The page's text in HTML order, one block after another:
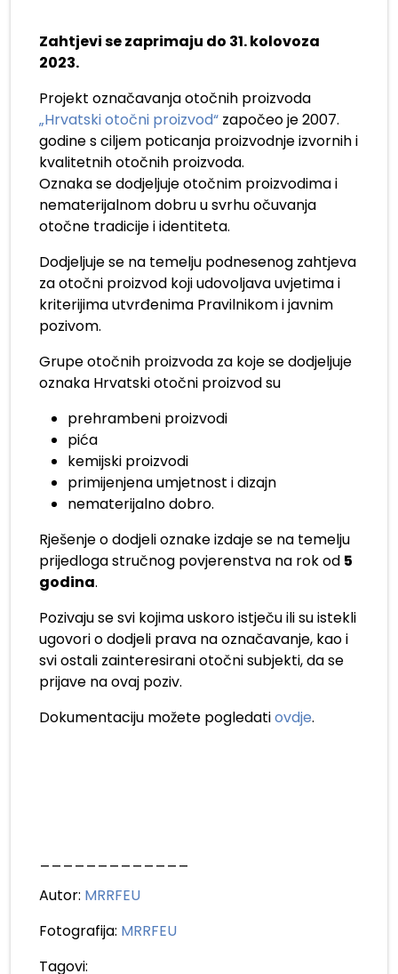
Zahtjevi se zaprimaju do 31. kolovoza
2023.
Projekt označavanja otočnih proizvoda
„Hrvatski otočni proizvod“ započeo je 2007.
godine s ciljem poticanja proizvodnje izvornih i
kvalitetnih otočnih proizvoda.
Oznaka se dodjeljuje otočnim proizvodima i
nematerijalnom dobru u svrhu očuvanja
otočne tradicije i identiteta.
Dodjeljuje se na temelju podnesenog zahtjeva
za otočni proizvod koji udovoljava uvjetima i
kriterijima utvrđenima Pravilnikom i javnim
pozivom.
Grupe otočnih proizvoda za koje se dodjeljuje
oznaka Hrvatski otočni proizvod su
prehrambeni proizvodi
pića
kemijski proizvodi
primijenjena umjetnost i dizajn
nematerijalno dobro.
Rješenje o dodjeli oznake izdaje se na temelju
prijedloga stručnog povjerenstva na rok od 5
godina.
Pozivaju se svi kojima uskoro istječu ili su istekli
ugovori o dodjeli prava na označavanje, kao i
svi ostali zainteresirani otočni subjekti, da se
prijave na ovaj poziv.
Dokumentaciju možete pogledatiovdje.
Autor: MRRFEU
Fotografija: MRRFEU
Tagovi: